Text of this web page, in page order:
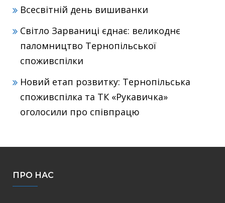
Всесвітній день вишиванки
Світло Зарваниці єднає: великоднє
паломництво Тернопільської
споживспілки
Новий етап розвитку: Тернопільська
споживспілка та ТК «Рукавичка»
оголосили про співпрацю
ПРО НАС